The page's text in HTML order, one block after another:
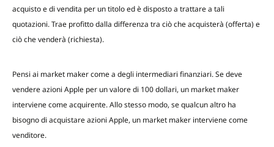
acquisto e di vendita per un titolo ed è disposto a trattare a tali
quotazioni. Trae profitto dalla differenza tra ciò che acquisterà (offerta) e
ciò che venderà (richiesta).
Pensi ai market maker come a degli intermediari finanziari. Se deve
vendere azioni Apple per un valore di 100 dollari, un market maker
interviene come acquirente. Allo stesso modo, se qualcun altro ha
bisogno di acquistare azioni Apple, un market maker interviene come
venditore.